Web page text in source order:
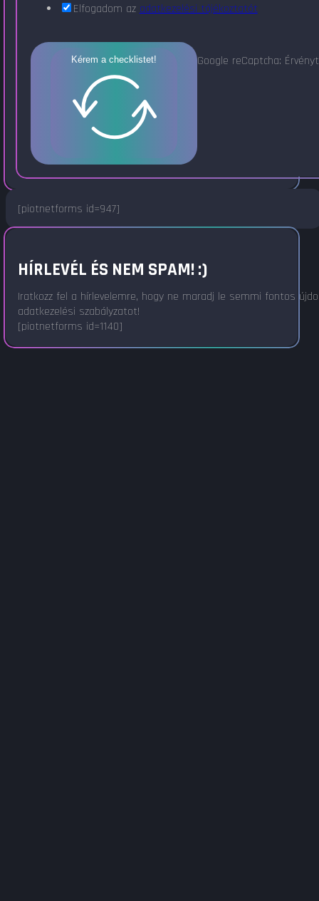
Elfogadom az adatkezelési tájékoztatót
Kérem a checklistet! Google reCaptcha:
[piotnetforms id=947]
HÍRLEVÉL ÉS NEM SPAM! :)
Iratkozz fel a hírlevelemre, hogy ne maradj le semmi fontos
adatkezelési szabályzatot!
[piotnetforms id=1140]